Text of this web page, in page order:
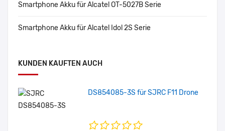
Smartphone Akku für Alcatel OT-5027B Serie
Smartphone Akku für Alcatel Idol 2S Serie
KUNDEN KAUFTEN AUCH
DS854085-3S für SJRC F11 Drone